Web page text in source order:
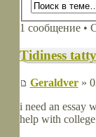
1 сообщение •
Tidiness
Geraldver»
i need an essay
help with college